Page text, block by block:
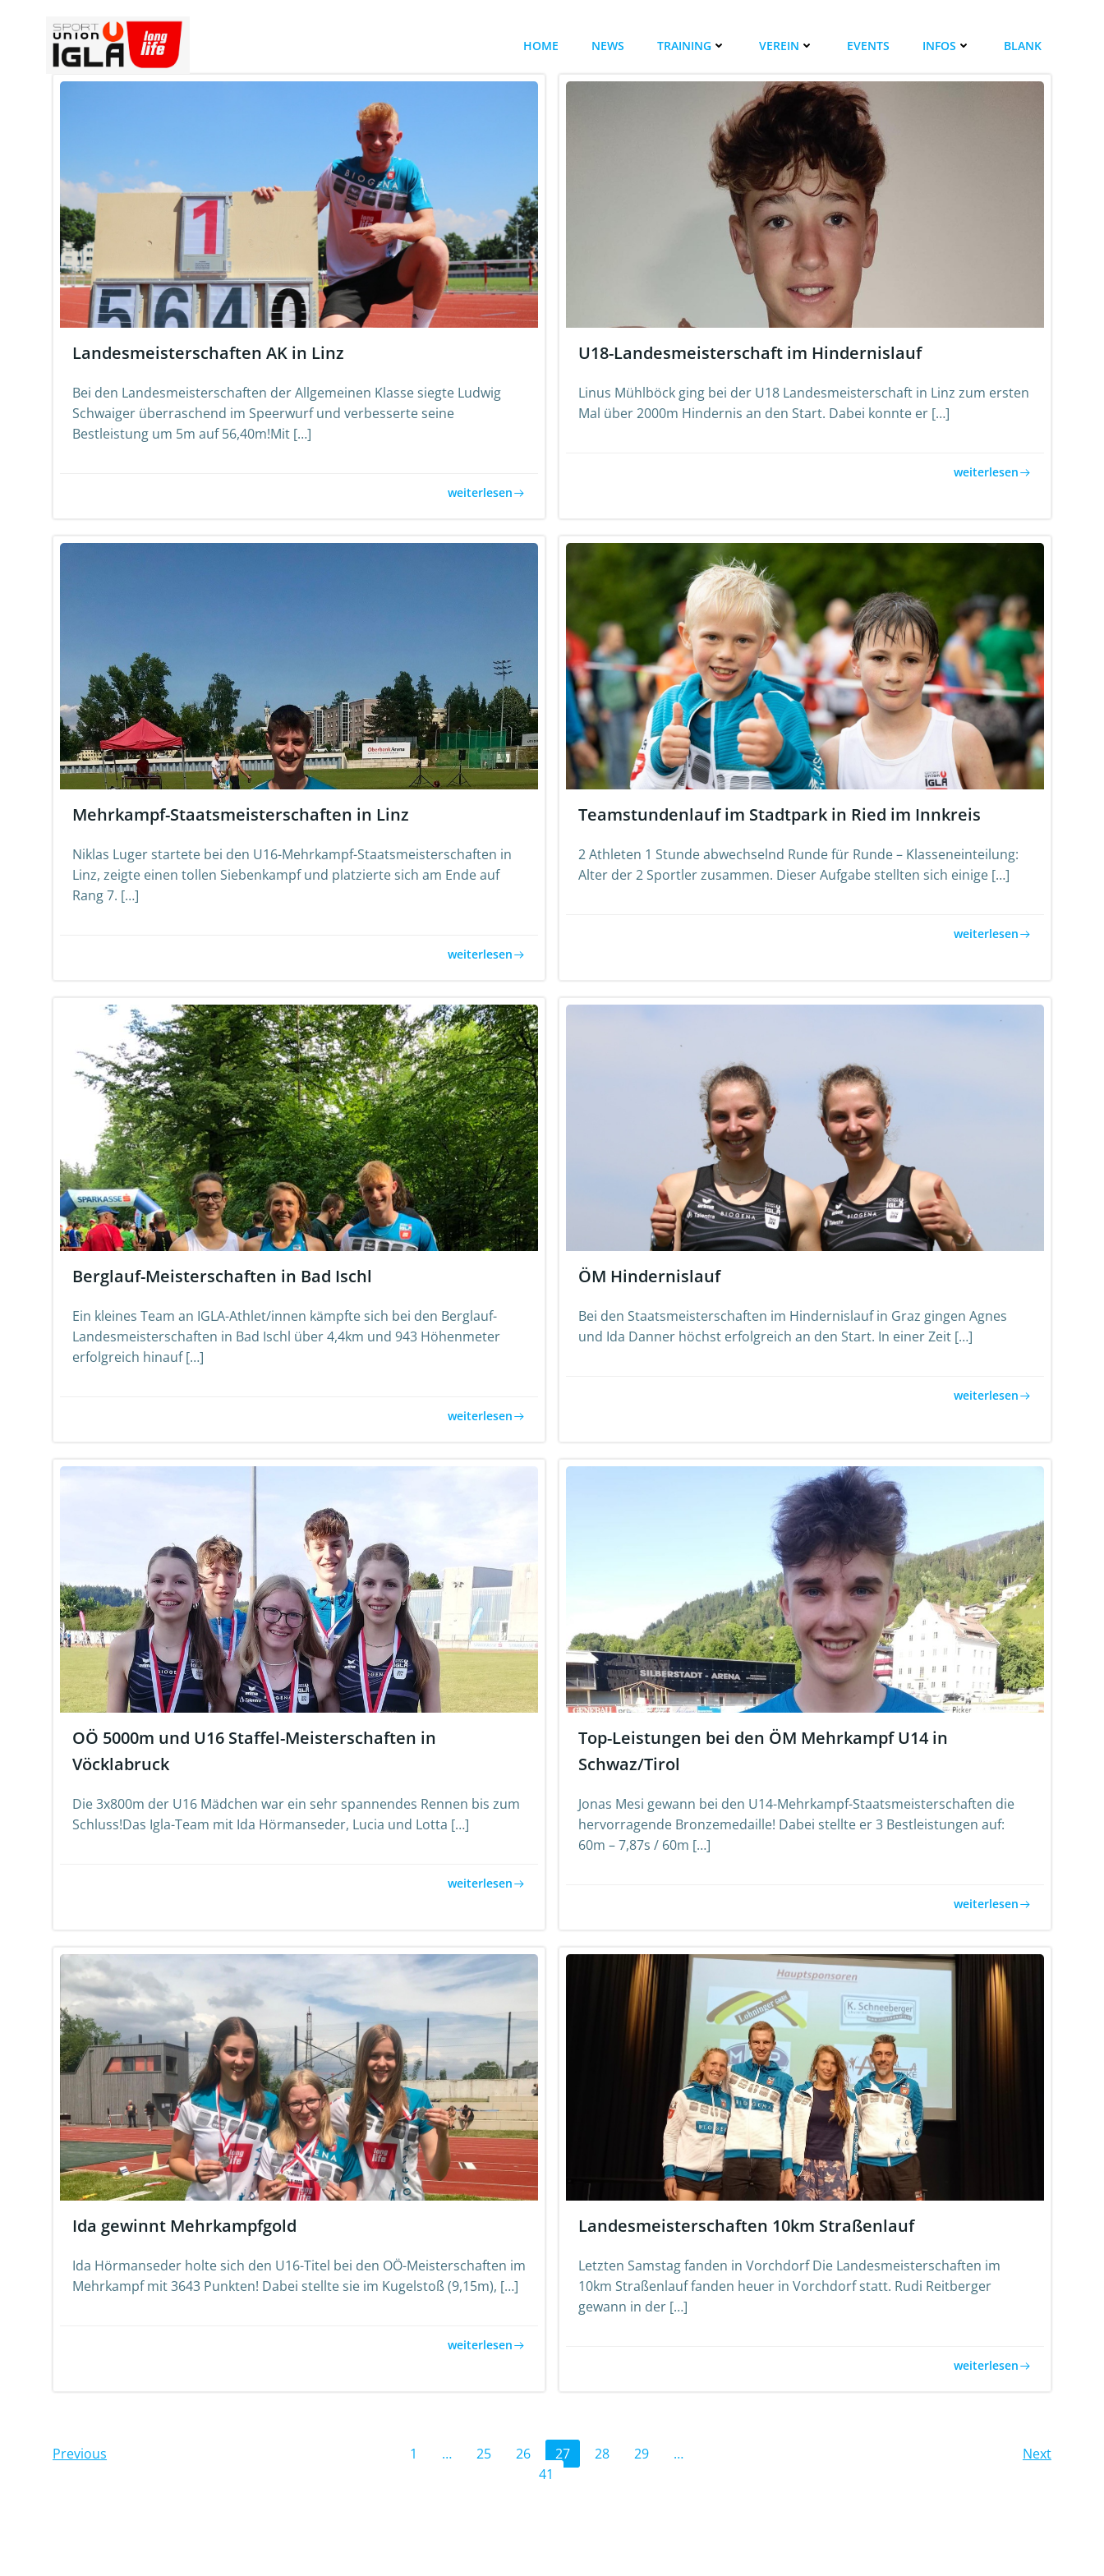
HOME NEWS TRAINING VEREIN EVENTS INFOS BLANK
Landesmeisterschaften AK in Linz
Bei den Landesmeisterschaften der Allgemeinen Klasse siegte Ludwig
Schwaiger überraschend im Speerwurf und verbesserte seine
Bestleistung um 5m auf 56,40m!Mit […]
weiterlesen
U18-Landesmeisterschaft im Hindernislauf
Linus Mühlböck ging bei der U18 Landesmeisterschaft in Linz zum ersten
Mal über 2000m Hindernis an den Start. Dabei konnte er […]
weiterlesen
Mehrkampf-Staatsmeisterschaften in Linz
Niklas Luger startete bei den U16-Mehrkampf-Staatsmeisterschaften in
Linz, zeigte einen tollen Siebenkampf und platzierte sich am Ende auf
Rang 7. […]
weiterlesen
Teamstundenlauf im Stadtpark in Ried im Innkreis
2 Athleten 1 Stunde abwechselnd Runde für Runde – Klasseneinteilung:
Alter der 2 Sportler zusammen. Dieser Aufgabe stellten sich einige […]
weiterlesen
Berglauf-Meisterschaften in Bad Ischl
Ein kleines Team an IGLA-Athlet/innen kämpfte sich bei den Berglauf-
Landesmeisterschaften in Bad Ischl über 4,4km und 943 Höhenmeter
erfolgreich hinauf […]
weiterlesen
ÖM Hindernislauf
Bei den Staatsmeisterschaften im Hindernislauf in Graz gingen Agnes
und Ida Danner höchst erfolgreich an den Start. In einer Zeit […]
weiterlesen
OÖ 5000m und U16 Staffel-Meisterschaften in
Vöcklabruck
Die 3x800m der U16 Mädchen war ein sehr spannendes Rennen bis zum
Schluss!Das Igla-Team mit Ida Hörmanseder, Lucia und Lotta […]
weiterlesen
Top-Leistungen bei den ÖM Mehrkampf U14 in
Schwaz/Tirol
Jonas Mesi gewann bei den U14-Mehrkampf-Staatsmeisterschaften die
hervorragende Bronzemedaille! Dabei stellte er 3 Bestleistungen auf:
60m – 7,87s / 60m […]
weiterlesen
Ida gewinnt Mehrkampfgold
Ida Hörmanseder holte sich den U16-Titel bei den OÖ-Meisterschaften im
Mehrkampf mit 3643 Punkten! Dabei stellte sie im Kugelstoß (9,15m), […]
weiterlesen
Landesmeisterschaften 10km Straßenlauf
Letzten Samstag fanden in Vorchdorf Die Landesmeisterschaften im
10km Straßenlauf fanden heuer in Vorchdorf statt. Rudi Reitberger
gewann in der […]
weiterlesen
Posts
Previous
Posts
Page
1 … Page
25 Page
26 Page
27 Page
28 Page
29 …
41
Next